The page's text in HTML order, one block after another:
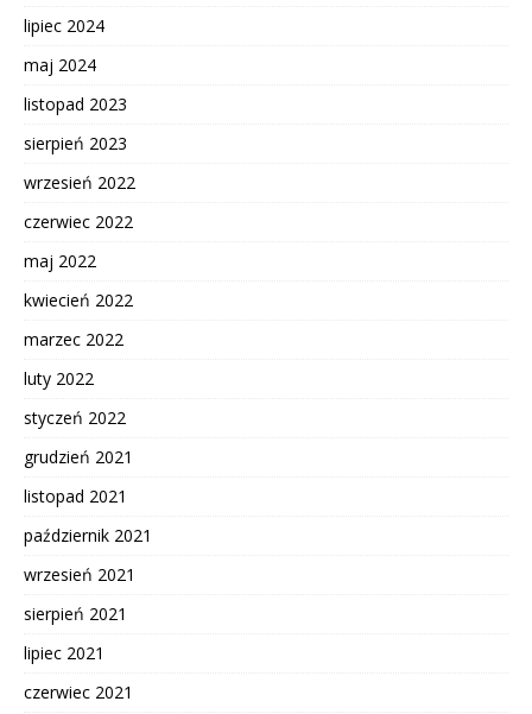
lipiec 2024
maj 2024
listopad 2023
sierpień 2023
wrzesień 2022
czerwiec 2022
maj 2022
kwiecień 2022
marzec 2022
luty 2022
styczeń 2022
grudzień 2021
listopad 2021
październik 2021
wrzesień 2021
sierpień 2021
lipiec 2021
czerwiec 2021